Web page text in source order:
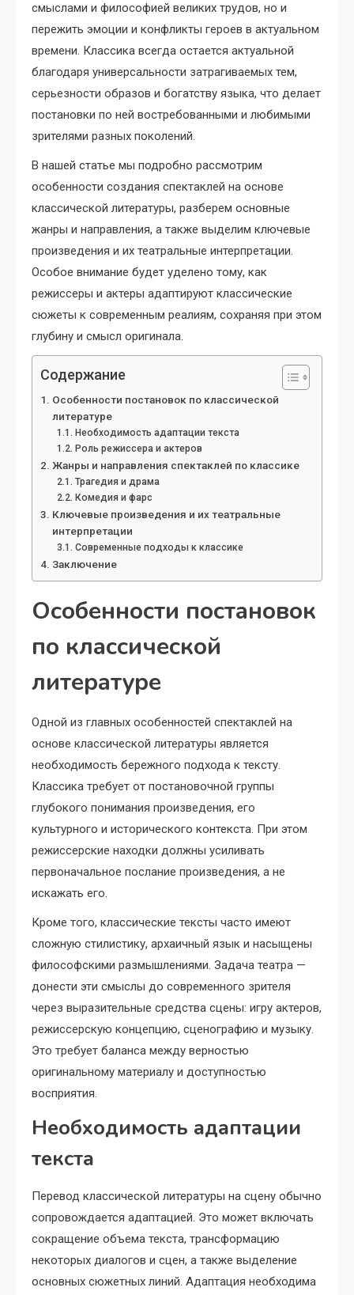
смыслами и философией великих трудов, но и
пережить эмоции и конфликты героев в актуальном
времени. Классика всегда остается актуальной
благодаря универсальности затрагиваемых тем,
серьезности образов и богатству языка, что делает
постановки по ней востребованными и любимыми
зрителями разных поколений.
В нашей статье мы подробно рассмотрим
особенности создания спектаклей на основе
классической литературы, разберем основные
жанры и направления, а также выделим ключевые
произведения и их театральные интерпретации.
Особое внимание будет уделено тому, как
режиссеры и актеры адаптируют классические
сюжеты к современным реалиям, сохраняя при этом
глубину и смысл оригинала.
Содержание
Особенности постановок по классической
литературе
Необходимость адаптации текста
Роль режиссера и актеров
Жанры и направления спектаклей по классике
Трагедия и драма
Комедия и фарс
Ключевые произведения и их театральные
интерпретации
Современные подходы к классике
Заключение
Особенности постановок
по классической
литературе
Одной из главных особенностей спектаклей на
основе классической литературы является
необходимость бережного подхода к тексту.
Классика требует от постановочной группы
глубокого понимания произведения, его
культурного и исторического контекста. При этом
режиссерские находки должны усиливать
первоначальное послание произведения, а не
искажать его.
Кроме того, классические тексты часто имеют
сложную стилистику, архаичный язык и насыщены
философскими размышлениями. Задача театра —
донести эти смыслы до современного зрителя
через выразительные средства сцены: игру актеров,
режиссерскую концепцию, сценографию и музыку.
Это требует баланса между верностью
оригинальному материалу и доступностью
восприятия.
Необходимость адаптации
текста
Перевод классической литературы на сцену обычно
сопровождается адаптацией. Это может включать
сокращение объема текста, трансформацию
некоторых диалогов и сцен, а также выделение
основных сюжетных линий. Адаптация необходима